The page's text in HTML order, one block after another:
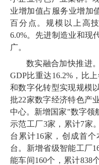
业增加值占服务业增加
百分点。规模以上高
6.0%。 先进制造业和现
广。
数实融合加快推进
GDP比重达16.2%，比
和数字化转型实现规模
批22家数字经济特色产
中心。新增国家"数字领
示范工厂3家，累计7家
台累计16家，创成首个
台。新增省级智能工厂
能车间160个，累计838